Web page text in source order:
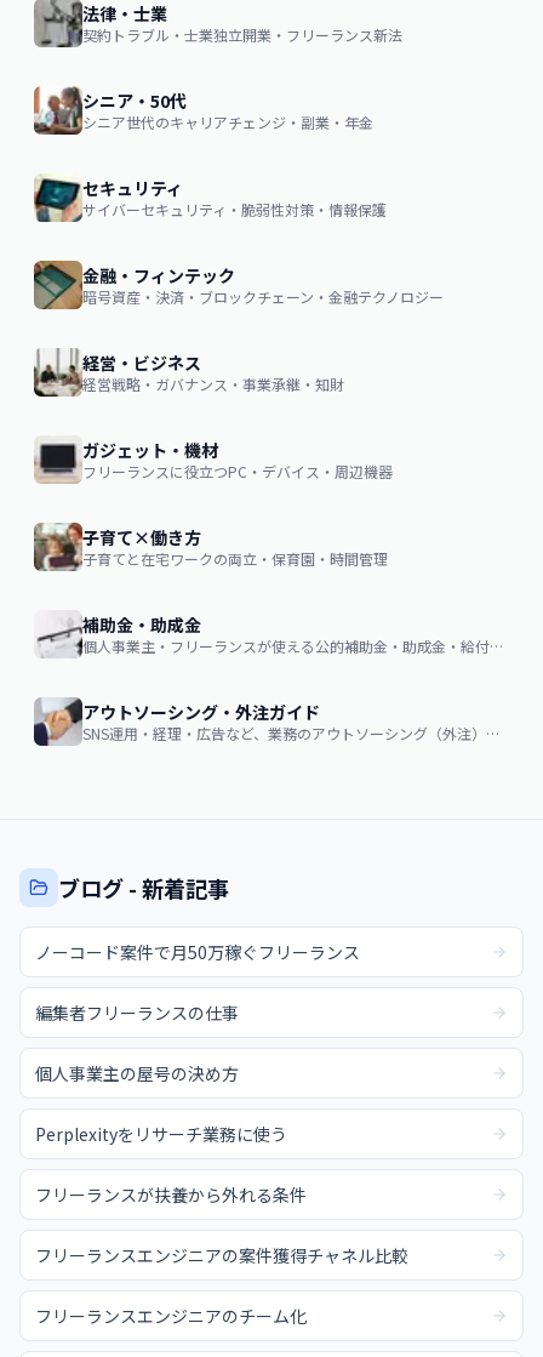
法律・士業
契約トラブル・士業独立開業・フリーランス新法
シニア・50代
シニア世代のキャリアチェンジ・副業・年金
セキュリティ
サイバーセキュリティ・脆弱性対策・情報保護
金融・フィンテック
暗号資産・決済・ブロックチェーン・金融テクノロジー
経営・ビジネス
経営戦略・ガバナンス・事業承継・知財
ガジェット・機材
フリーランスに役立つPC・デバイス・周辺機器
子育て×働き方
子育てと在宅ワークの両立・保育園・時間管理
補助金・助成金
個人事業主・フリーランスが使える公的補助金・助成金・給付金の申請ガイド
アウトソーシング・外注ガイド
SNS運用・経理・広告など、業務のアウトソーシング（外注）を検討する企業・個人向け。費用相場・依頼の流れ・失敗しない選び方
ブログ - 新着記事
ノーコード案件で月50万稼ぐフリーランス
編集者フリーランスの仕事
個人事業主の屋号の決め方
Perplexityをリサーチ業務に使う
フリーランスが扶養から外れる条件
フリーランスエンジニアの案件獲得チャネル比較
フリーランスエンジニアのチーム化